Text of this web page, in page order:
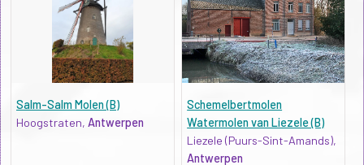
Salm-Salm Molen (B)
Hoogstraten, Antwerpen
Schemelbertmolen
Watermolen van Liezele (B)
Liezele (Puurs-Sint-Amands),
Antwerpen